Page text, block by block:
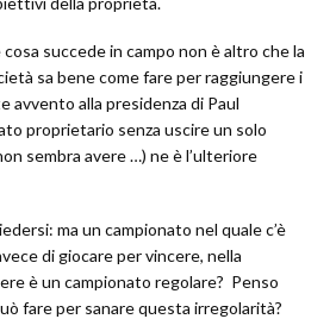
succede in campo non è altro che la
sa bene come fare per raggiungere i
avvento alla presidenza di Paul
proprietario senza uscire un solo
sembra avere …) ne è l’ulteriore
ma un campionato nel quale c’è
di giocare per vincere, nella
è un campionato regolare? Penso
fare per sanare questa irregolarità?